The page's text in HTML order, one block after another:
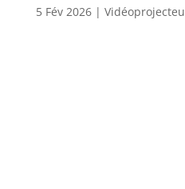
5 Fév 2026|